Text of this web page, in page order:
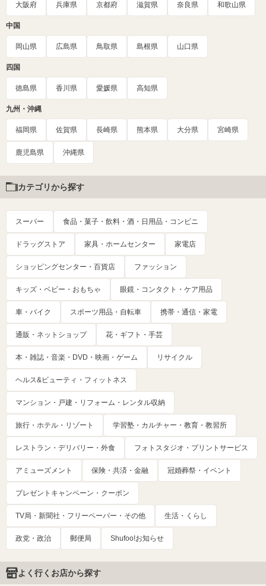
大阪府 兵庫県 京都府 滋賀県 奈良県 和歌山県
中国
岡山県 広島県 鳥取県 島根県 山口県
四国
徳島県 香川県 愛媛県 高知県
九州・沖縄
福岡県 佐賀県 長崎県 熊本県 大分県 宮崎県
鹿児島県 沖縄県
カテゴリから探す
スーパー 食品・菓子・飲料・酒・日用品・コンビニ
ドラッグストア 家具・ホームセンター 家電店
ショッピングセンター・百貨店 ファッション
キッズ・ベビー・おもちゃ 眼鏡・コンタクト・ケア用品
車・バイク スポーツ用品・自転車 携帯・通信・家電
通販・ネットショップ 花・ギフト・手芸
本・雑誌・音楽・DVD・映画・ゲーム リサイクル
ヘルス&ビューティ・フィットネス
マンション・戸建・リフォーム・レンタル収納
旅行・ホテル・リゾート 学習塾・カルチャー・教育・教習所
レストラン・デリバリー・外食 フォトスタジオ・プリントサービス
アミューズメント 保険・共済・金融 冠婚葬祭・イベント
プレゼントキャンペーン・クーポン
TV局・新聞社・フリーペーパー・その他 生活・くらし
政党・政治 郵便局 Shufoo!お知らせ
よく行くお店から探す